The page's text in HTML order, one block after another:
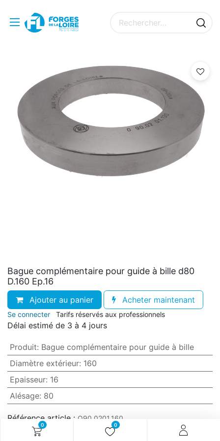
0 0
Bague complémentaire pour guide à bille d80
D.160 Ep.16
Ajouter au panier Acheter maintenant
Se connecter Tarifs réservés aux professionnels
Délai estimé de 3 à 4 jours
Produit: Bague complémentaire pour guide à bille
Diamètre extérieur: 160
Epaisseur: 16
Alésage: 80
Référence article : O90.0201.160